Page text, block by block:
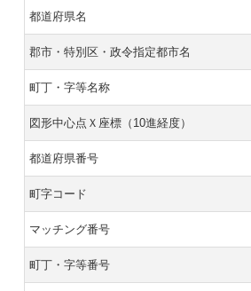
都道府県名
郡市・特別区・政令指定都市名
町丁・字等名称
図形中心点Ｘ座標（10進経度）
都道府県番号
町字コード
マッチング番号
町丁・字等番号